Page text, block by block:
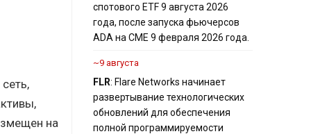
на
спотового ETF 9 августа 2026
года, после запуска фьючерсов
ADA на CME 9 февраля 2026 года.
~9 августа
FLR: Flare Networks начинает
развертывание технологических
обновлений для обеспечения
полной программируемости